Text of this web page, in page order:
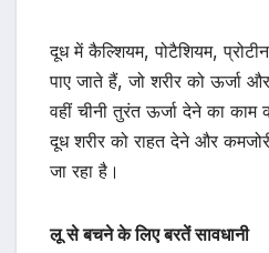
दूध में कैल्शियम, पोटैशियम,
पाए जाते हैं, जो शरीर को ऊर्जा
वहीं चीनी तुरंत ऊर्जा देने का काम
दूध शरीर को राहत देने और
जा रहा है।
लू से बचने के लिए बरतें सावधानी